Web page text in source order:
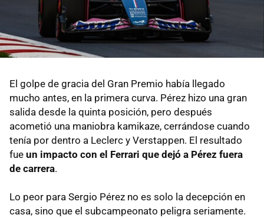
El golpe de gracia del Gran Premio había llegado
mucho antes, en la primera curva. Pérez hizo una gran
salida desde la quinta posición, pero después
acometió una maniobra kamikaze, cerrándose cuando
tenía por dentro a Leclerc y Verstappen. El resultado
fue un impacto con el Ferrari que dejó a Pérez fuera
de carrera.
Lo peor para Sergio Pérez no es solo la decepción en
casa, sino que el subcampeonato peligra seriamente.